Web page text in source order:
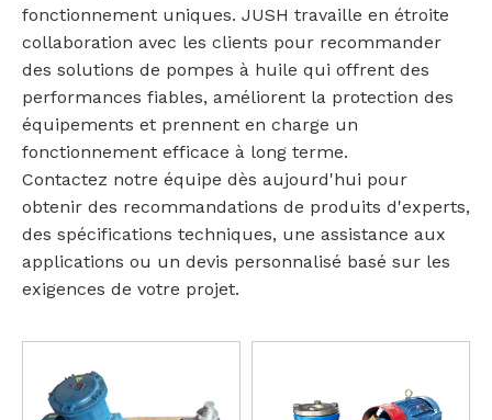
fonctionnement uniques. JUSH travaille en étroite
collaboration avec les clients pour recommander
des solutions de pompes à huile qui offrent des
performances fiables, améliorent la protection des
équipements et prennent en charge un
fonctionnement efficace à long terme.
Contactez notre équipe dès aujourd'hui pour
obtenir des recommandations de produits d'experts,
des spécifications techniques, une assistance aux
applications ou un devis personnalisé basé sur les
exigences de votre projet.